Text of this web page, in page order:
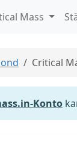
Mass
Critical
Konto